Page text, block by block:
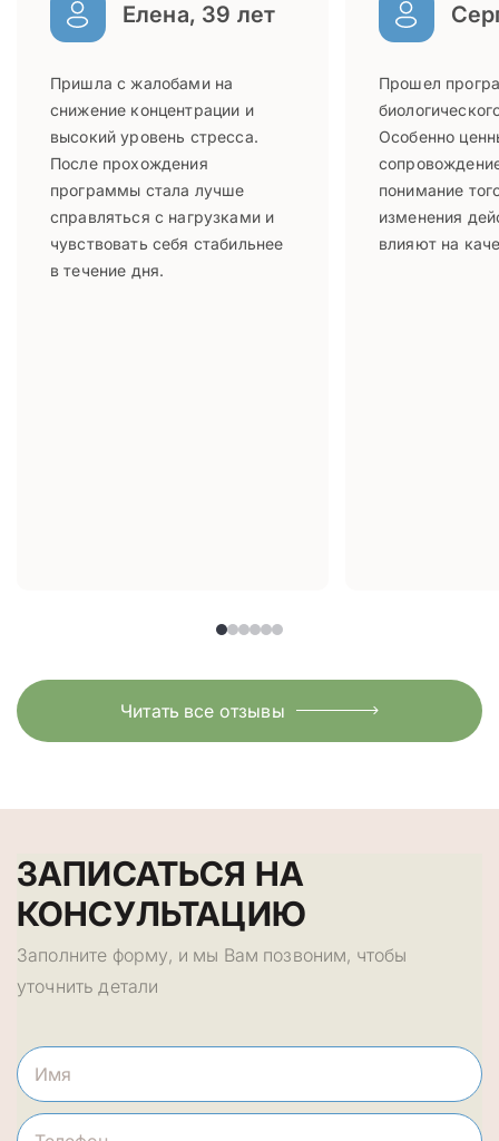
Елена, 39 лет
Пришла с жалобами на
снижение концентрации и
высокий уровень стресса.
После прохождения
программы стала лучше
справляться с нагрузками и
чувствовать себя стабильнее
в течение дня.
Прошел
Особенно
понимание
изменения
влияют на
Читать все отзывы
ЗАПИСАТЬСЯ НА
КОНСУЛЬТАЦИЮ
Заполните форму, и мы Вам позвоним, чтобы
уточнить детали